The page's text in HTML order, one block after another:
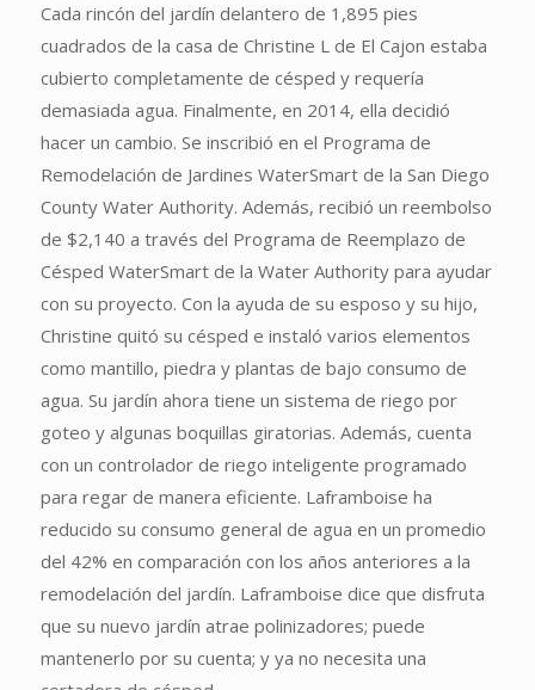
Cada rincón del jardín delantero de 1,895 pies
cuadrados de la casa de Christine L de El Cajon estaba
cubierto completamente de césped y requería
demasiada agua. Finalmente, en 2014, ella decidió
hacer un cambio. Se inscribió en el Programa de
Remodelación de Jardines WaterSmart de la San Diego
County Water Authority. Además, recibió un reembolso
de $2,140 a través del Programa de Reemplazo de
Césped WaterSmart de la Water Authority para ayudar
con su proyecto. Con la ayuda de su esposo y su hijo,
Christine quitó su césped e instaló varios elementos
como mantillo, piedra y plantas de bajo consumo de
agua. Su jardín ahora tiene un sistema de riego por
goteo y algunas boquillas giratorias. Además, cuenta
con un controlador de riego inteligente programado
para regar de manera eficiente. Laframboise ha
reducido su consumo general de agua en un promedio
del 42% en comparación con los años anteriores a la
remodelación del jardín. Laframboise dice que disfruta
que su nuevo jardín atrae polinizadores; puede
mantenerlo por su cuenta; y ya no necesita una